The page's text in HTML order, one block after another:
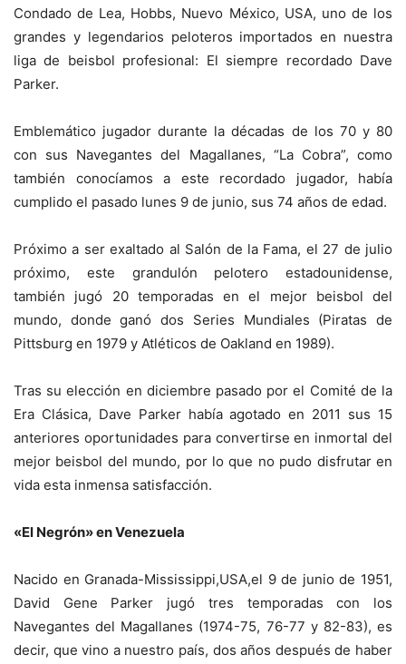
Condado de Lea, Hobbs, Nuevo México, USA, uno de los
grandes y legendarios peloteros importados en nuestra
liga de beisbol profesional: El siempre recordado Dave
Parker.
Emblemático jugador durante la décadas de los 70 y 80
con sus Navegantes del Magallanes, “La Cobra”, como
también conocíamos a este recordado jugador, había
cumplido el pasado lunes 9 de junio, sus 74 años de edad.
Próximo a ser exaltado al Salón de la Fama, el 27 de julio
próximo, este grandulón pelotero estadounidense,
también jugó 20 temporadas en el mejor beisbol del
mundo, donde ganó dos Series Mundiales (Piratas de
Pittsburg en 1979 y Atléticos de Oakland en 1989).
Tras su elección en diciembre pasado por el Comité de la
Era Clásica, Dave Parker había agotado en 2011 sus 15
anteriores oportunidades para convertirse en inmortal del
mejor beisbol del mundo, por lo que no pudo disfrutar en
vida esta inmensa satisfacción.
«El Negrón» en Venezuela
Nacido en Granada-Mississippi,USA,el 9 de junio de 1951,
David Gene Parker jugó tres temporadas con los
Navegantes del Magallanes (1974-75, 76-77 y 82-83), es
decir, que vino a nuestro país, dos años después de haber